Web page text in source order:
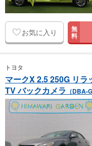
お気に入り 無
料
トヨタ
マークX 2.5 250G リ
TV バックカメラ （DBA-